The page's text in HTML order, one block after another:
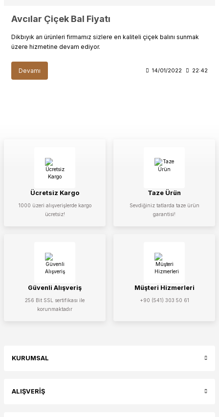
Avcılar Çiçek Bal Fiyatı
Dikbıyık arı ürünleri firmamız sizlere en kaliteli çiçek balını sunmak
üzere hizmetine devam ediyor.
Devamı 14/01/2022 22:42
Ücretsiz Kargo
1000 üzeri alışverişlerde kargo
ücretsiz!
Taze Ürün
Sevdiğiniz tatlarda taze ürün
garantisi!
Güvenli Alışveriş
256 Bit SSL sertifikası ile
korunmaktadır
Müşteri Hizmerleri
+90 (541) 303 50 61
KURUMSAL
ALIŞVERİŞ